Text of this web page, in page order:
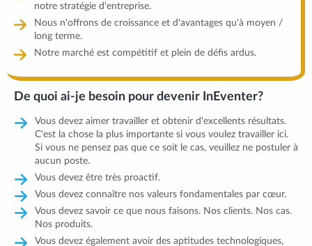
notre stratégie d'entreprise.
Nous n'offrons de croissance et d'avantages qu'à moyen /
long terme.
Notre marché est compétitif et plein de défis ardus.
De quoi ai-je besoin pour devenir InEventer?
Vous devez aimer travailler et obtenir d'excellents résultats.
C'est la chose la plus importante si vous voulez travailler ici.
Si vous ne pensez pas que ce soit le cas, veuillez ne postuler à
aucun poste.
Vous devez être très proactif.
Vous devez connaître nos valeurs fondamentales par cœur.
Vous devez savoir ce que nous faisons. Nos clients. Nos cas.
Nos produits.
Vous devez également avoir des aptitudes technologiques,